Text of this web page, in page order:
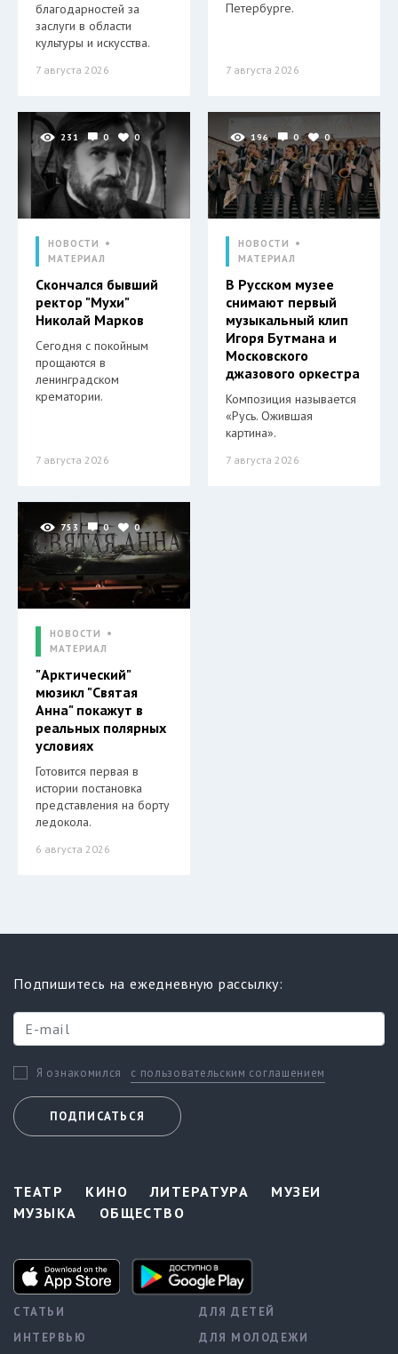
благодарностей за
заслуги в области
культуры и искусства.
7 августа 2026
Петербурге.
7 августа 2026
231 0 0
НОВОСТИ
МАТЕРИАЛ
Скончался бывший
ректор "Мухи"
Николай Марков
Сегодня с покойным
прощаются в
ленинградском
крематории.
7 августа 2026
196 0 0
НОВОСТИ
МАТЕРИАЛ
В Русском музее
снимают первый
музыкальный клип
Игоря Бутмана и
Московского
джазового оркестра
Композиция называется
«Русь. Ожившая
картина».
7 августа 2026
753 0 0
НОВОСТИ
МАТЕРИАЛ
"Арктический"
мюзикл "Святая
Анна" покажут в
реальных полярных
условиях
Готовится первая в
истории постановка
представления на борту
ледокола.
6 августа 2026
Подпишитесь на ежедневную рассылку:
Я ознакомился с пользовательским соглашением
ПОДПИСАТЬСЯ
ТЕАТР КИНО ЛИТЕРАТУРА
МУЗЕИ
МУЗЫКА
ОБЩЕСТВО
СТАТЬИ
ИНТЕРВЬЮ
ДЛЯ ДЕТЕЙ
ДЛЯ МОЛОДЕЖИ